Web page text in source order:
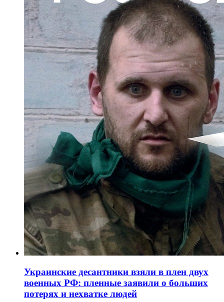
Украинские десантники взяли в плен двух
военных РФ: пленные заявили о больших
потерях и нехватке людей